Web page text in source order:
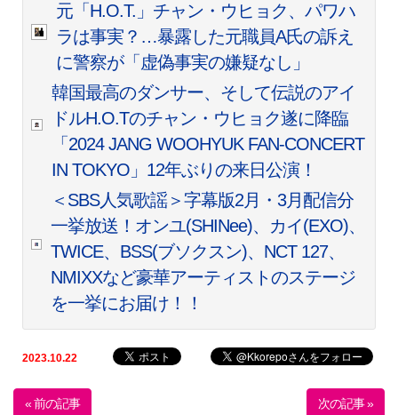
元「H.O.T.」チャン・ウヒョク、パワハ
ラは事実？…暴露した元職員A氏の訴え
に警察が「虚偽事実の嫌疑なし」
韓国最高のダンサー、そして伝説のアイ
ドルH.O.Tのチャン・ウヒョク遂に降臨
「2024 JANG WOOHYUK FAN-CONCERT
IN TOKYO」12年ぶりの来日公演！
＜SBS人気歌謡＞字幕版2月・3月配信分
一挙放送！オンユ(SHINee)、カイ(EXO)、
TWICE、BSS(ブソクスン)、NCT 127、
NMIXXなど豪華アーティストのステージ
を一挙にお届け！！
2023.10.22
« 前の記事 次の記事 »